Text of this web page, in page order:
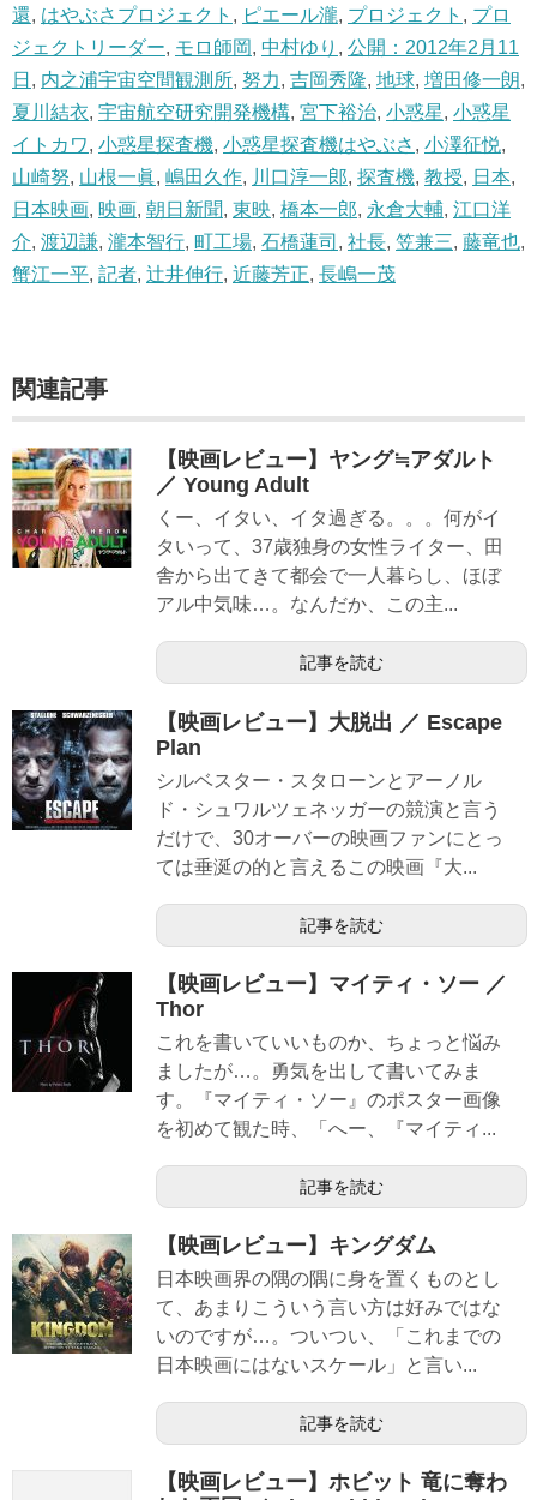
還, はやぶさプロジェクト , ピエール瀧, プロジェクト , プロ
ジェクトリーダー, モロ師岡, 中村ゆり , 公開：2012年2月11
日 , 内之浦宇宙空間観測所, 努力, 吉岡秀隆, 地球, 増田修一朗,
夏川結衣, 宇宙航空研究開発機構, 宮下裕治, 小惑星, 小惑星
イトカワ, 小惑星探査機, 小惑星探査機はやぶさ , 小澤征悦,
山崎努, 山根一眞, 嶋田久作, 川口淳一郎, 探査機, 教授, 日本,
日本映画, 映画, 朝日新聞, 東映, 橋本一郎, 永倉大輔, 江口洋
介, 渡辺謙, 瀧本智行, 町工場, 石橋蓮司 , 社長, 笠兼三, 藤竜也,
蟹江一平, 記者, 辻井伸行, 近藤芳正, 長嶋一茂
関連記事
【映画レビュー】ヤング≒アダルト
／ Young Adult
くー、イタい、イタ過ぎる。。。何がイ
タいって、37歳独身の女性ライター、田
舎から出てきて都会で一人暮らし、ほぼ
アル中気味…。なんだか、この主...
記事を読む
【映画レビュー】大脱出 ／ Escape
Plan
シルベスター・スタローンとアーノル
ド・シュワルツェネッガーの競演と言う
だけで、30オーバーの映画ファンにとっ
ては垂涎の的と言えるこの映画『大...
記事を読む
【映画レビュー】マイティ・ソー ／
Thor
これを書いていいものか、ちょっと悩み
ましたが…。勇気を出して書いてみま
す。『マイティ・ソー』のポスター画像
を初めて観た時、「へー、『マイティ...
記事を読む
【映画レビュー】キングダム
日本映画界の隅の隅に身を置くものとし
て、あまりこういう言い方は好みではな
いのですが…。ついつい、「これまでの
日本映画にはないスケール」と言い...
記事を読む
【映画レビュー】ホビット 竜に奪わ